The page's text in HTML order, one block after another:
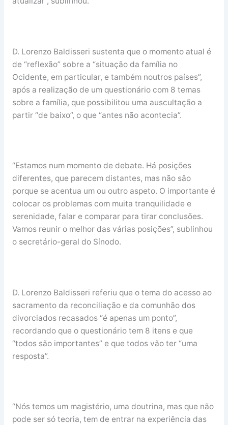
D. Lorenzo Baldisseri sustenta que o momento atual é
de “reflexão” sobre a “situação da família no
Ocidente, em particular, e também noutros países”,
após a realização de um questionário com 8 temas
sobre a família, que possibilitou uma auscultação a
partir “de baixo”, o que “antes não acontecia”.
“Estamos num momento de debate. Há posições
diferentes, que parecem distantes, mas não são
porque se acentua um ou outro aspeto. O importante é
colocar os problemas com muita tranquilidade e
serenidade, falar e comparar para tirar conclusões.
Vamos reunir o melhor das várias posições”, sublinhou
o secretário-geral do Sínodo.
D. Lorenzo Baldisseri referiu que o tema do acesso ao
sacramento da reconciliação e da comunhão dos
divorciados recasados “é apenas um ponto”,
recordando que o questionário tem 8 itens e que
“todos são importantes” e que todos vão ter “uma
resposta”.
“Nós temos um magistério, uma doutrina, mas que não
pode ser só teoria, tem de entrar na experiência das